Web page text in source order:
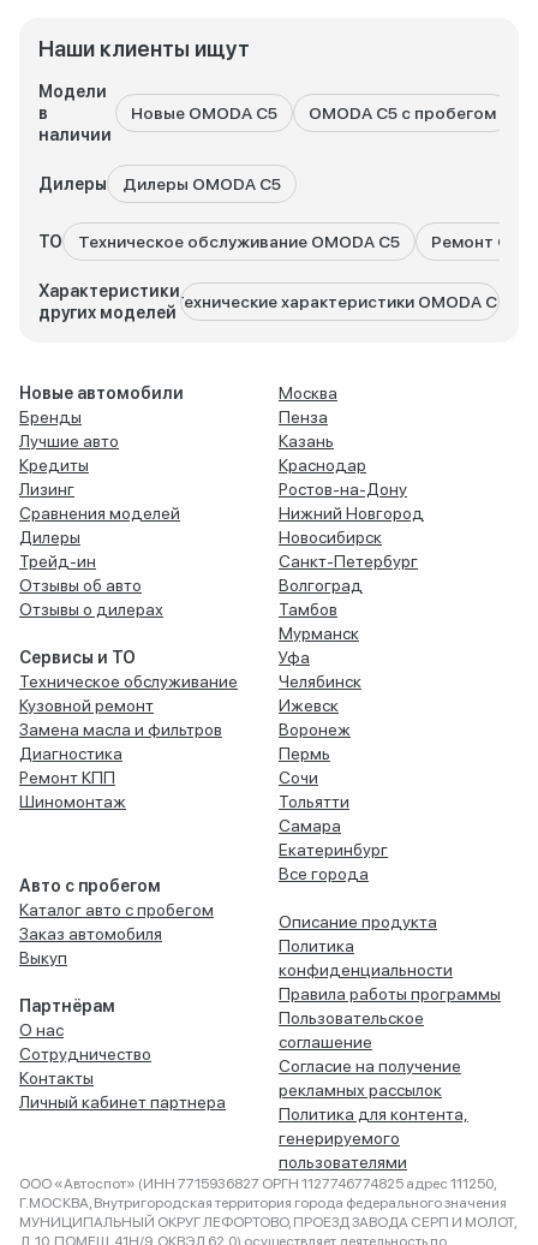
Наши клиенты ищут
Модели
в
наличии
Новые OMODA C5 OMODA C5 с пробегом
Дилеры Дилеры OMODA C5
ТО Техническое обслуживание OMODA C5 Ремонт
Характеристики
других моделей
Технические характеристики OMODA C7
Новые автомобили
Бренды
Лучшие авто
Кредиты
Лизинг
Сравнения моделей
Дилеры
Трейд-ин
Отзывы об авто
Отзывы о дилерах
Сервисы и ТО
Техническое обслуживание
Кузовной ремонт
Замена масла и фильтров
Диагностика
Ремонт КПП
Шиномонтаж
Авто с пробегом
Каталог авто с пробегом
Заказ автомобиля
Выкуп
Партнёрам
О нас
Сотрудничество
Контакты
Личный кабинет партнера
Москва
Пенза
Казань
Краснодар
Ростов-на-Дону
Нижний Новгород
Новосибирск
Санкт-Петербург
Волгоград
Тамбов
Мурманск
Уфа
Челябинск
Ижевск
Воронеж
Пермь
Сочи
Тольятти
Самара
Екатеринбург
Все города
Описание продукта
Политика
конфиденциальности
Правила работы программы
Пользовательское
соглашение
Согласие на получение
рекламных рассылок
Политика для контента,
генерируемого
пользователями
ООО «Автоспот» (ИНН 7715936827 ОРГН 1127746774825 адрес 111250,
Г.МОСКВА, Внутригородская территория города федерального значения
МУНИЦИПАЛЬНЫЙ ОКРУГ ЛЕФОРТОВО, ПРОЕЗД ЗАВОДА СЕРП И МОЛОТ,
Д. 10, ПОМЕЩ. 41Н/9, ОКВЭД 62.0) осуществляет деятельность по